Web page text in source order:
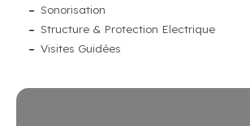
Sonorisation
Structure & Protection Electrique
Visites Guidées